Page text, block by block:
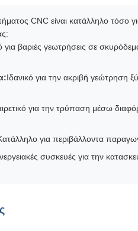
CNC είναι κατάλληλο τόσο
για βαριές γεωτρήσεις σε
Ιδανικό για την ακριβή γεώτρηση
για την τρύπαση μέσω
για περιβάλλοντα
συσκευές για την